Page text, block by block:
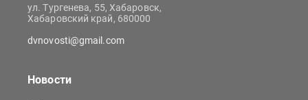
ул. Тургенева, 55, Хабаровск,
Хабаровский край, 680000
dvnovosti@gmail.com
Новости